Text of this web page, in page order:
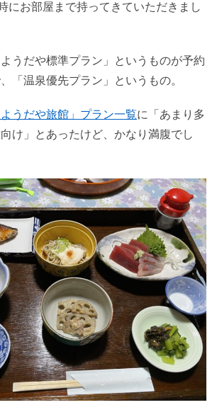
にお部屋まで持ってきていただきまし
うだや標準プラン」というものが予約
「温泉優先プラン」というもの。
うだや旅館」プラン一覧に「あまり多
け」とあったけど、かなり満腹でし